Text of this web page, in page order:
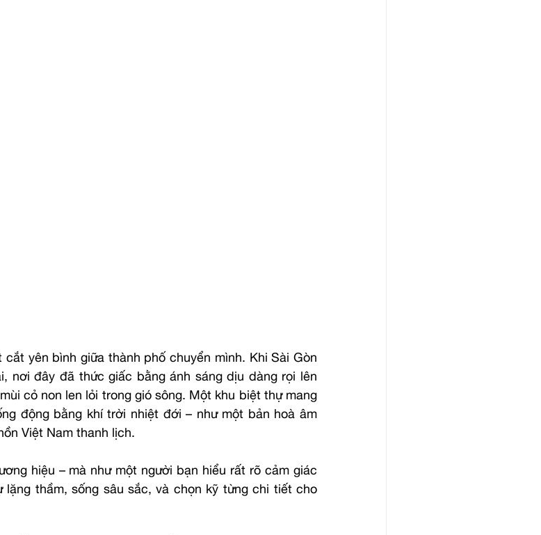
yên bình giữa thành phố chuyển mình. Khi Sài Gòn
nơi đây đã thức giấc bằng ánh sáng dịu dàng rọi lên
cỏ non len lỏi trong gió sông. Một khu biệt thự mang
động bằng khí trời nhiệt đới – như một bản hoà âm
Việt Nam thanh lịch.
hiệu – mà như một người bạn hiểu rất rõ cảm giác
lặng thầm, sống sâu sắc, và chọn kỹ từng chi tiết cho